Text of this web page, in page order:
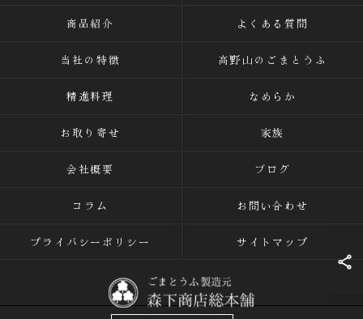
商品紹介 よくある質問
当社の特徴 高野山のごまとうふ
精進料理 なめらか
お取り寄せ 家族
会社概要 ブログ
コラム お問い合わせ
プライバシーポリシー サイトマップ